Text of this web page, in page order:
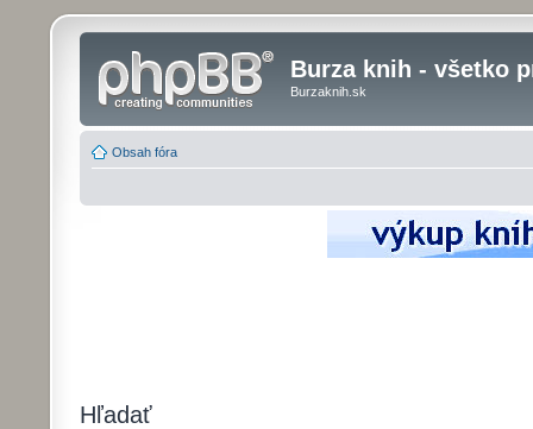
Burza knih - všetko
Burzaknih.sk
Obsah fóra
Hľadať